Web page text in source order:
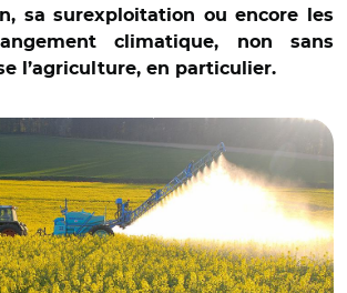
sa surexploitation ou encore les
climatique, non sans
l’agriculture, en particulier.